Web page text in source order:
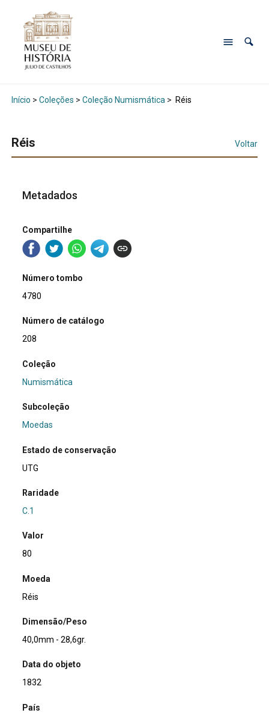
Início > Coleções > Coleção Numismática > Réis
Réis Voltar
Metadados
Compartilhe
Número tombo
4780
Número de catálogo
208
Coleção
Numismática
Subcoleção
Moedas
Estado de conservação
UTG
Raridade
C.1
Valor
80
Moeda
Réis
Dimensão/Peso
40,0mm - 28,6gr.
Data do objeto
1832
País